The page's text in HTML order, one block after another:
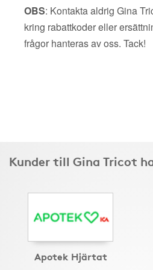
OBS: Kontakta aldrig Gina
kring rabattkoder eller
frågor hanteras av oss. Tack!
Kunder till Gina Tricot
Apotek Hjärtat